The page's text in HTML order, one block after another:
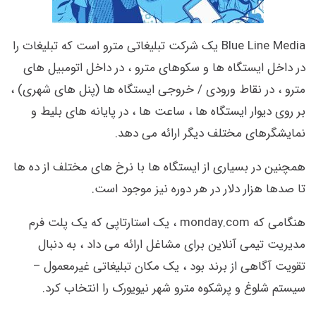
Blue Line Media یک شرکت تبلیغاتی مترو است که تبلیغات را
در داخل ایستگاه ها و سکوهای مترو ، در داخل اتومبیل های
مترو ، در نقاط ورودی / خروجی ایستگاه ها (پنل های شهری) ،
بر روی دیوار ایستگاه ها ، ساعت ها ، در پایانه های بلیط و
نمایشگرهای مختلف دیگر ارائه می دهد.
همچنین در بسیاری از ایستگاه ها با نرخ های مختلف از ده ها
تا صدها هزار دلار در هر دوره نیز موجود است.
هنگامی که monday.com ، یک استارتاپی که یک پلت فرم
مدیریت تیمی آنلاین برای مشاغل ارائه می داد ، به دنبال
تقویت آگاهی از برند بود ، یک مکان تبلیغاتی غیرمعمول –
سیستم شلوغ و پرشکوه مترو شهر نیویورک را انتخاب کرد.